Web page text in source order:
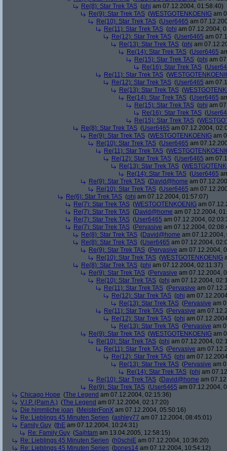
Re(8): Star Trek TAS (phj am 07.12.2004, 01:58:40)
Re(9): Star Trek TAS (WESTGOTENKOENIG am
Re(10): Star Trek TAS (User6465 am
Re(11): Star Trek TAS (phj am 07.12.2004,
Re(12): Star Trek TAS (User6465 am
Re(13): Star Trek TAS (phj am
Re(14): Star Trek TAS (User6465
Re(15): Star Trek TAS (phj am
Re(16): Star Trek TAS (
Re(11): Star Trek TAS (
Re(12): Star Trek TAS (User6465 am
Re(13): Star Trek TAS (
Re(14): Star Trek TAS (User6465
Re(15): Star Trek TAS (phj am
Re(16): Star Trek TAS (
Re(15): Star Trek TAS (
Re(8): Star Trek TAS (User6465 am 07.12.2004,
Re(9): Star Trek TAS (WESTGOTENKOENIG am
Re(10): Star Trek TAS (User6465 am
Re(11): Star Trek TAS (
Re(12): Star Trek TAS (User6465 am
Re(13): Star Trek TAS (
Re(14): Star Trek TAS (User6465
Re(9): Star Trek TAS (David@home am
Re(10): Star Trek TAS (User6465 am
Re(6): Star Trek TAS (phj am 07.12.2004, 01:57:07)
Re(7): Star Trek TAS (WESTGOTENKOENIG am
Re(7): Star Trek TAS (David@home am 07.12.2004,
Re(7): Star Trek TAS (User6465 am 07.12.2004,
Re(7): Star Trek TAS (Pervasive am 07.12.2004,
Re(8): Star Trek TAS (David@home am 07.12.2004,
Re(8): Star Trek TAS (User6465 am 07.12.2004,
Re(9): Star Trek TAS (Pervasive am 07.12.2004,
Re(10): Star Trek TAS (WESTGOTENKOENIG
Re(8): Star Trek TAS (phj am 07.12.2004, 02:11:37)
Re(9): Star Trek TAS (Pervasive am 07.12.2004,
Re(10): Star Trek TAS (phj am 07.12.2004,
Re(11): Star Trek TAS (Pervasive am
Re(12): Star Trek TAS (phj am
Re(13): Star Trek TAS (Pervasive am
Re(11): Star Trek TAS (Pervasive am
Re(12): Star Trek TAS (phj am
Re(13): Star Trek TAS (Pervasive am
Re(9): Star Trek TAS (WESTGOTENKOENIG am
Re(10): Star Trek TAS (phj am 07.12.2004,
Re(11): Star Trek TAS (Pervasive am
Re(12): Star Trek TAS (phj am
Re(13): Star Trek TAS (Pervasive am
Re(14): Star Trek TAS (phj am
Re(10): Star Trek TAS (David@home am
Re(9): Star Trek TAS (User6465 am 07.12.2004,
Chicago Hope (The Legend am 07.12.2004, 02:15:36)
V.I.P. (Pam A.) (The Legend am 07.12.2004, 02:17:20)
Die himmliche joan (MeisterFonX am 07.12.2004, 05:50:16)
Re: Lieblings 45 Minuten Serien (ashley77 am 07.12.2004, 08:45:01)
Family Guy (thE am 07.12.2004, 10:24:31)
Re: Family Guy (Sajhtam am 13.04.2005, 12:58:15)
Re: Lieblings 45 Minuten Serien (h0schiE am 07.12.2004, 10:36:20)
Re: Lieblings 45 Minuten Serien (bones14 am 07.12.2004, 10:54:12)